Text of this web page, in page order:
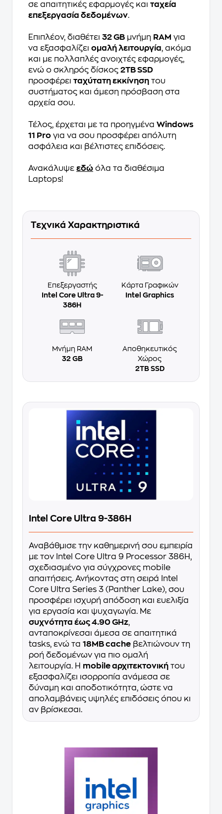
σε απαιτητικές εφαρμογές και ταχεία
επεξεργασία δεδομένων.
Επιπλέον, διαθέτει 32 GB μνήμη RAM για
να εξασφαλίζει ομαλή λειτουργία, ακόμα
και με πολλαπλές ανοιχτές εφαρμογές,
ενώ ο σκληρός δίσκος 2TB SSD
προσφέρει ταχύτατη εκκίνηση του
συστήματος και άμεση πρόσβαση στα
αρχεία σου.
Τέλος, έρχεται με τα προηγμένα Windows
11 Pro για να σου προσφέρει απόλυτη
ασφάλεια και βέλτιστες επιδόσεις.
Ανακάλυψε εδώ όλα τα διαθέσιμα
Laptops!
Τεχνικά Χαρακτηριστικά
Επεξεργαστής
Intel Core Ultra 9-
386H
Κάρτα Γραφικών
Intel Graphics
Μνήμη RAM
32 GB
Αποθηκευτικός
Χώρος
2TB SSD
Intel Core Ultra 9-386H
Αναβάθμισε την καθημερινή σου εμπειρία
με τον Intel Core Ultra 9 Processor 386H,
σχεδιασμένο για σύγχρονες mobile
απαιτήσεις. Ανήκοντας στη σειρά Intel
Core Ultra Series 3 (Panther Lake), σου
προσφέρει ισχυρή απόδοση και ευελιξία
για εργασία και ψυχαγωγία. Με
συχνότητα έως 4.90 GHz,
ανταποκρίνεσαι άμεσα σε απαιτητικά
tasks, ενώ τα 18MB cache βελτιώνουν τη
ροή δεδομένων για πιο ομαλή
λειτουργία. Η mobile αρχιτεκτονική του
εξασφαλίζει ισορροπία ανάμεσα σε
δύναμη και αποδοτικότητα, ώστε να
απολαμβάνεις υψηλές επιδόσεις όπου κι
αν βρίσκεσαι.